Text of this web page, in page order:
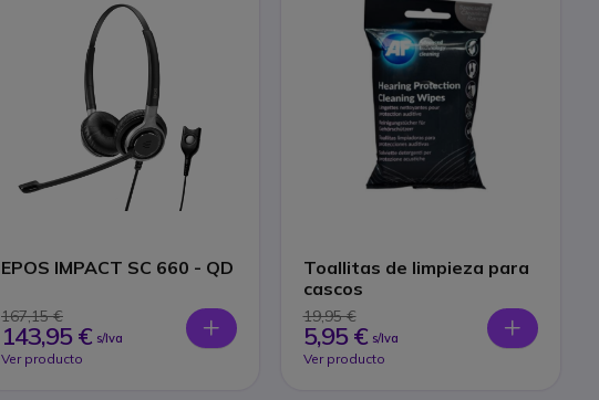
EPOS IMPACT SC 660 - QD
167,15 €
143,95 € s/Iva
Ver producto
Toallitas de limpieza para
cascos
19,95 €
5,95 € s/Iva
Ver producto